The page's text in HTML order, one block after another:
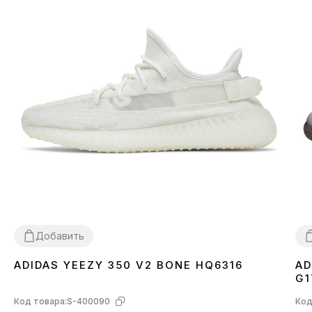
Добавить
36 3738 39 404142 43 444546
ADIDAS YEEZY 350 V2 BONE HQ6316
Код товара:S-400090